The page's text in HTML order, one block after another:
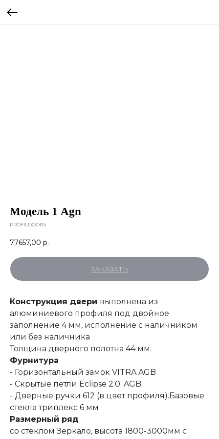
Модель 1 Agn
PROFILDOORS
77657,00 р.
ЗАКАЗАТЬ
Конструкция двери выполнена из
алюминиевого профиля под двойное
заполнение 4 мм, исполнение с наличником
или без наличника
Толщина дверного полотна 44 мм.
Фурнитура
- Горизонтальный замок VITRA AGB
- Скрытые петли Eclipse 2.0. AGB
- Дверные ручки 612 (в цвет профиля).Базовые
стекла триплекс 6 мм
Размерный ряд
со стеклом Зеркало, высота 1800-3000мм с